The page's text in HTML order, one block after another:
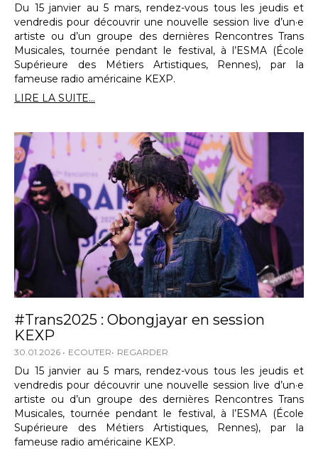
Du 15 janvier au 5 mars, rendez-vous tous les jeudis et
vendredis pour découvrir une nouvelle session live d’un·e
artiste ou d’un groupe des dernières Rencontres Trans
Musicales, tournée pendant le festival, à l’ESMA (École
Supérieure des Métiers Artistiques, Rennes), par la
fameuse radio américaine KEXP.
LIRE LA SUITE...
#Trans2025 : Obongjayar en session
KEXP
30.01.2026 ECOUTER REGARDER
Du 15 janvier au 5 mars, rendez-vous tous les jeudis et
vendredis pour découvrir une nouvelle session live d’un·e
artiste ou d’un groupe des dernières Rencontres Trans
Musicales, tournée pendant le festival, à l’ESMA (École
Supérieure des Métiers Artistiques, Rennes), par la
fameuse radio américaine KEXP.